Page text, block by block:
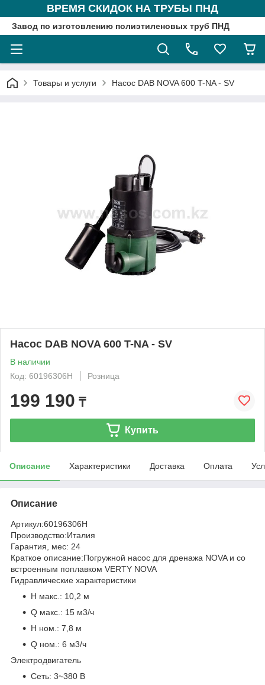
ВРЕМЯ СКИДОК НА ТРУБЫ ПНД
Завод по изготовлению полиэтиленовых труб ПНД
Товары и услуги Насос DAB NOVA 600 T-NA - SV
Насос DAB NOVA 600 T-NA - SV
В наличии
Код: 60196306H
Розница
199 190 ₸
Купить
Описание Характеристики Доставка Оплата
Описание
Артикул:60196306H
Производство:Италия
Гарантия, мес: 24
Краткое описание:Погружной насос для дренажа NOVA и со
встроенным поплавком VERTY NOVA
Гидравлические характеристики
H макс.: 10,2 м
Q макс.: 15 м3/ч
H ном.: 7,8 м
Q ном.: 6 м3/ч
Электродвигатель
Сеть: 3~380 В